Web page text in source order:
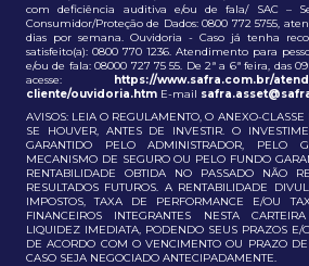
com deficiência auditiva e/ou de fala/ SAC –
Consumidor/Proteção de Dados: 0800 772 5755,
dias por semana. Ouvidoria - Caso já tenha
satisfeito(a): 0800 770 1236. Atendimento para
e/ou de fala: 08000 727 75 55. De 2ª a 6ª feira, das
acesse: https://www.safra.com.br/
cliente/ouvidoria.htm E-mail
AVISOS: LEIA O REGULAMENTO, O ANEXO-
SE HOUVER, ANTES DE INVESTIR. O
GARANTIDO PELO ADMINISTRADOR, PELO
MECANISMO DE SEGURO OU PELO FUNDO
RENTABILIDADE OBTIDA NO PASSADO NÃO
RESULTADOS FUTUROS. A RENTABILIDADE
IMPOSTOS, TAXA DE PERFORMANCE E/OU
FINANCEIROS INTEGRANTES NESTA
LIQUIDEZ IMEDIATA, PODENDO SEUS PRAZOS E/
DE ACORDO COM O VENCIMENTO OU PRAZO
CASO SEJA NEGOCIADO ANTECIPADAMENTE.